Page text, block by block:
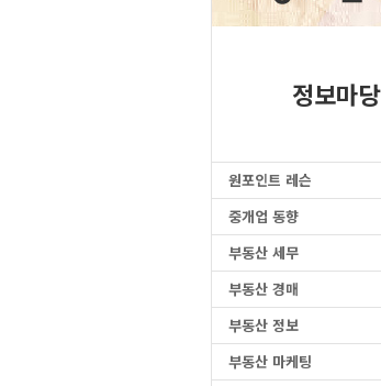
정보마당
원포인트 레슨
중개업 동향
부동산 세무
부동산 경매
부동산 정보
부동산 마케팅